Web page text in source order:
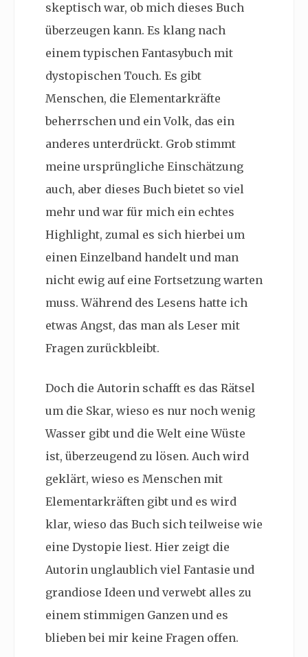
skeptisch war, ob mich dieses Buch
überzeugen kann. Es klang nach
einem typischen Fantasybuch mit
dystopischen Touch. Es gibt
Menschen, die Elementarkräfte
beherrschen und ein Volk, das ein
anderes unterdrückt. Grob stimmt
meine ursprüngliche Einschätzung
auch, aber dieses Buch bietet so viel
mehr und war für mich ein echtes
Highlight, zumal es sich hierbei um
einen Einzelband handelt und man
nicht ewig auf eine Fortsetzung warten
muss. Während des Lesens hatte ich
etwas Angst, das man als Leser mit
Fragen zurückbleibt.
Doch die Autorin schafft es das Rätsel
um die Skar, wieso es nur noch wenig
Wasser gibt und die Welt eine Wüste
ist, überzeugend zu lösen. Auch wird
geklärt, wieso es Menschen mit
Elementarkräften gibt und es wird
klar, wieso das Buch sich teilweise wie
eine Dystopie liest. Hier zeigt die
Autorin unglaublich viel Fantasie und
grandiose Ideen und verwebt alles zu
einem stimmigen Ganzen und es
blieben bei mir keine Fragen offen.